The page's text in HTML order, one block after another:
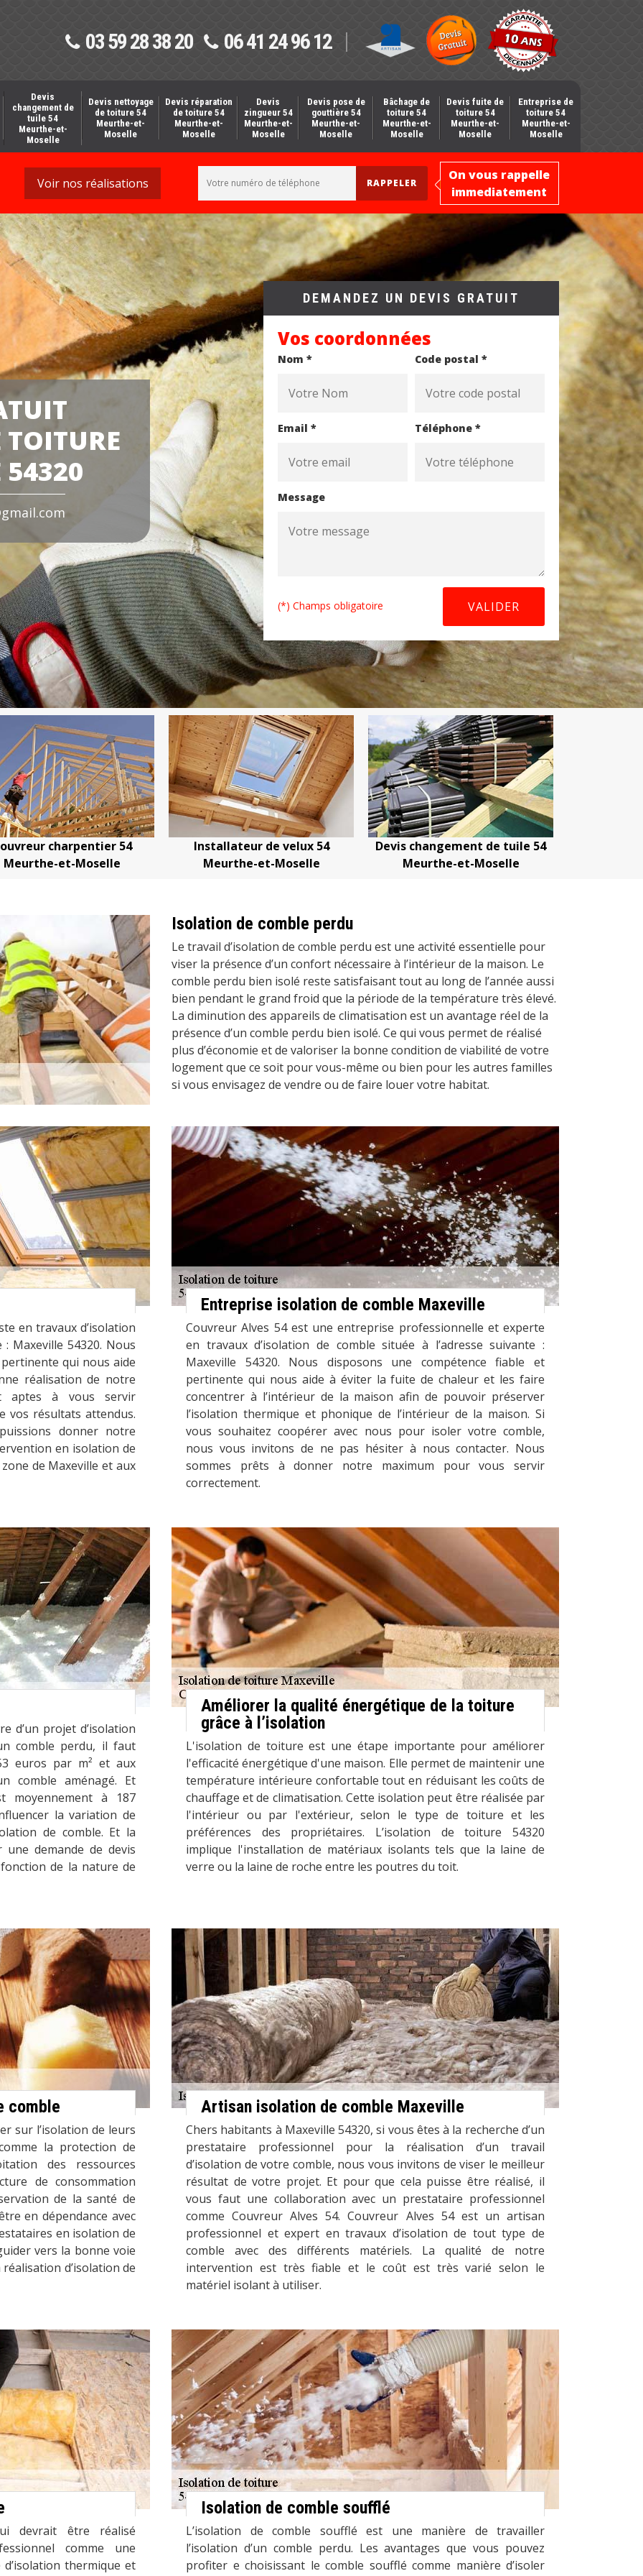
03 59 28 38 20 06 41 24 96 12
Devis
changement de
tuile 54
Meurthe-et-
Moselle
Devis nettoyage
de toiture 54
Meurthe-et-
Moselle
Devis réparation
de toiture 54
Meurthe-et-
Moselle
Devis
zingueur 54
Meurthe-et-
Moselle
Devis pose de
gouttière 54
Meurthe-et-
Moselle
Bâchage de
toiture 54
Meurthe-et-
Moselle
Devis fuite de
toiture 54
Meurthe-et-
Moselle
Entreprise de
toiture 54
Meurthe-et-
Moselle
Voir nos réalisations
On vous rappelle
immediatement
54320
DEMANDEZ UN DEVIS GRATUIT
Vos coordonnées
Nom * Code postal *
Email * Téléphone *
Message
(*) Champs obligatoire
de velux 54
Meurthe-et-Moselle
Devis changement de tuile 54
Meurthe-et-Moselle
Devis nettoyage de toiture 54
Meurthe-et-Moselle
Isolation de comble perdu
Le travail d’isolation de comble perdu est une activité essentielle pour
viser la présence d’un confort nécessaire à l’intérieur de la maison. Le
comble perdu bien isolé reste satisfaisant tout au long de l’année aussi
bien pendant le grand froid que la période de la température très élevé.
La diminution des appareils de climatisation est un avantage réel de la
présence d’un comble perdu bien isolé. Ce qui vous permet de réalisé
plus d’économie et de valoriser la bonne condition de viabilité de votre
logement que ce soit pour vous-même ou bien pour les autres familles
si vous envisagez de vendre ou de faire louer votre habitat.
en travaux d’isolation
Maxeville 54320. Nous
qui nous aide
réalisation de notre
aptes à vous servir
vos résultats attendus.
donner notre
en isolation de
de Maxeville et aux
Entreprise isolation de comble Maxeville
Couvreur Alves 54 est une entreprise professionnelle et experte
en travaux d’isolation de comble située à l’adresse suivante :
Maxeville 54320. Nous disposons une compétence fiable et
pertinente qui nous aide à éviter la fuite de chaleur et les faire
concentrer à l’intérieur de la maison afin de pouvoir préserver
l’isolation thermique et phonique de l’intérieur de la maison. Si
vous souhaitez coopérer avec nous pour isoler votre comble,
nous vous invitons de ne pas hésiter à nous contacter. Nous
sommes prêts à donner notre maximum pour vous servir
correctement.
d’un projet d’isolation
comble perdu, il faut
euros par m² et aux
comble aménagé. Et
moyennement à 187
la variation de
de comble. Et la
une demande de devis
de la nature de
Améliorer la qualité énergétique de la toiture
grâce à l’isolation
L'isolation de toiture est une étape importante pour améliorer
l'efficacité énergétique d'une maison. Elle permet de maintenir une
température intérieure confortable tout en réduisant les coûts de
chauffage et de climatisation. Cette isolation peut être réalisée par
l'intérieur ou par l'extérieur, selon le type de toiture et les
préférences des propriétaires. L’isolation de toiture 54320
implique l'installation de matériaux isolants tels que la laine de
verre ou la laine de roche entre les poutres du toit.
comble
sur l’isolation de leurs
la protection de
des ressources
de consommation
de la santé de
en dépendance avec
en isolation de
vers la bonne voie
d’isolation de
Artisan isolation de comble Maxeville
Chers habitants à Maxeville 54320, si vous êtes à la recherche d’un
prestataire professionnel pour la réalisation d’un travail
d’isolation de votre comble, nous vous invitons de viser le meilleur
résultat de votre projet. Et pour que cela puisse être réalisé, il
vous faut une collaboration avec un prestataire professionnel
comme Couvreur Alves 54. Couvreur Alves 54 est un artisan
professionnel et expert en travaux d’isolation de tout type de
comble avec des différents matériels. La qualité de notre
intervention est très fiable et le coût est très varié selon le
matériel isolant à utiliser.
devrait être réalisé
comme une
thermique et
Isolation de comble soufflé
L’isolation de comble soufflé est une manière de travailler
l’isolation d’un comble perdu. Les avantages que vous pouvez
profiter e choisissant le comble soufflé comme manière d’isoler